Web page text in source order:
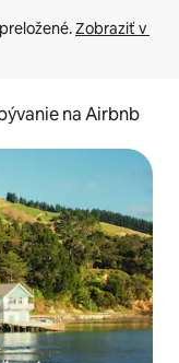
Zobraziť v
na Airbnb